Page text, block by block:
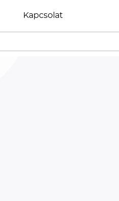
Kapcsolat